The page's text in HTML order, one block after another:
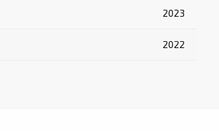
2023
2022